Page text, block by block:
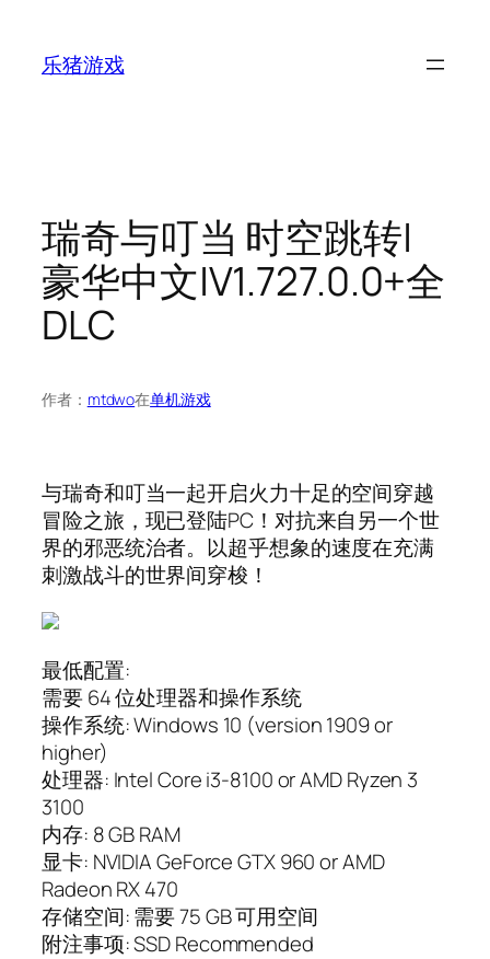
乐猪游戏
瑞奇与叮当 时空跳转|
豪华中文|V1.727.0.0+全
DLC
作者： mtdwo在单机游戏
与瑞奇和叮当一起开启火力十足的空间穿越
冒险之旅，现已登陆PC！对抗来自另一个世
界的邪恶统治者。以超乎想象的速度在充满
刺激战斗的世界间穿梭！
最低配置:
需要 64 位处理器和操作系统
操作系统: Windows 10 (version 1909 or
higher)
处理器: Intel Core i3-8100 or AMD Ryzen 3
3100
内存: 8 GB RAM
显卡: NVIDIA GeForce GTX 960 or AMD
Radeon RX 470
存储空间: 需要 75 GB 可用空间
附注事项: SSD Recommended